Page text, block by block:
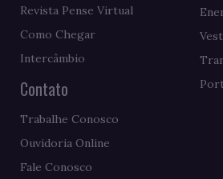
Revista Pense Virtual
Como Chegar
Intercâmbio
Contato
Trabalhe Conosco
Ouvidoria Online
Fale Conosco